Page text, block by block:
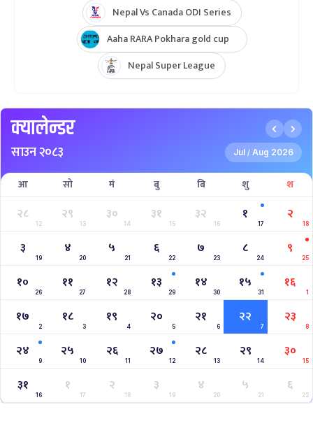
Nepal Vs Canada ODI Series
Aaha RARA Pokhara gold cup
Nepal Super League
क्यालेन्डर
साउन २०८३ Jul / Aug 2026
आ सो मं बु बि शु श
२८
12
२९
13
३०
14
३१
15
३२
16
१
17
२
18
३
19
४
20
५
21
६
22
७
23
८
24
९
25
१०
26
११
27
१२
28
१३
29
१४
30
१५
31
१६
1
१७
2
१८
3
१९
4
२०
5
२१
6
२२
7
२३
8
२४
9
२५
10
२६
11
२७
12
२८
13
२९
14
३०
15
३१
16
१
17
२
18
३
19
४
20
५
21
६
22